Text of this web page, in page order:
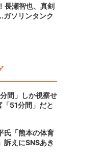
長瀬智也、真剣
ガソリンタンク
間」しか視察せ
51分間」だと
氏「熊本の体育
訴えにSNSあき